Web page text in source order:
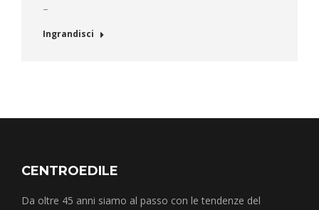
–
Ingrandisci
CENTROEDILE
Da oltre 45 anni siamo al passo con le tendenze del